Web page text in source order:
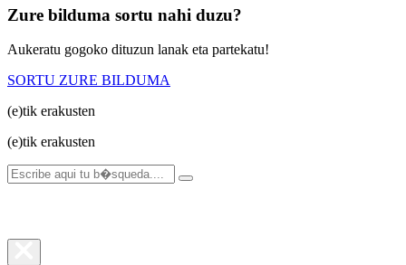
Zure bilduma sortu nahi duzu?
Aukeratu gogoko dituzun lanak eta partekatu!
SORTU ZURE BILDUMA
(e)tik erakusten
(e)tik erakusten